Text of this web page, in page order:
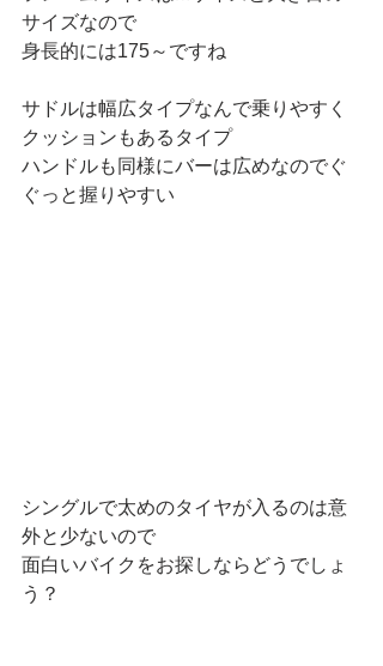
サイズなので
身長的には175～ですね
サドルは幅広タイプなんで乗りやすく
クッションもあるタイプ
ハンドルも同様にバーは広めなのでぐ
ぐっと握りやすい
シングルで太めのタイヤが入るのは意
外と少ないので
面白いバイクをお探しならどうでしょ
う？